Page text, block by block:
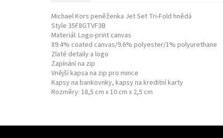
Michael Kors peněženka Jet Set Tri-Fold hnědá
Style 35F8GTVF3B
Materiál: Logo-print canvas
89.4% coated canvas/9.6% polyester/1% polyurethane
Zlaté detaily a logo
Zapínání na zip
Vnější kapsa na zip pro mince
Kapsy na bankovnky, kapsy na kreditní karty
Rozměry: 18,5 cm x 10 cm x 2,5 cm